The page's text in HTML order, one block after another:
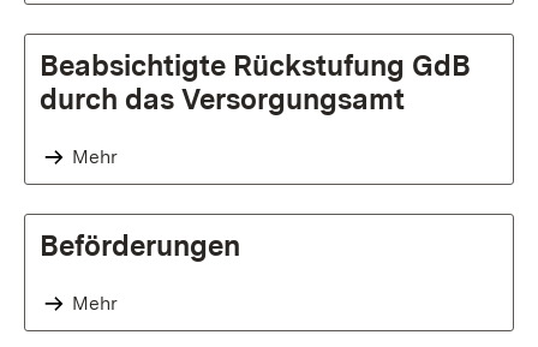
Beabsichtigte Rückstufung GdB
durch das Versorgungsamt
Mehr
Beförderungen
Mehr